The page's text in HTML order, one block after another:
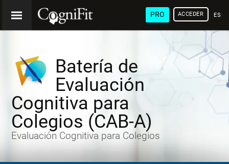
PRO ACCEDER
Batería de
Evaluación
Cognitiva para
Colegios (CAB-A)
Evaluación Cognitiva para Colegios